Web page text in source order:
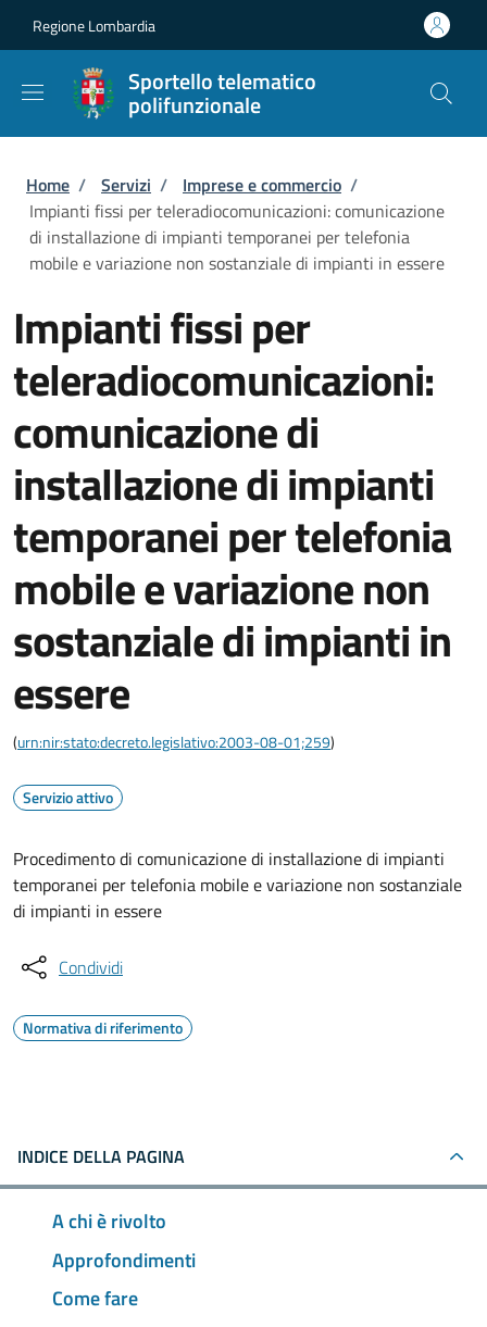
Regione Lombardia
Sportello telematico
polifunzionale
Briciole di pane
Home / Servizi / Imprese e commercio /
Impianti fissi per teleradiocomunicazioni: comunicazione
di installazione di impianti temporanei per telefonia
mobile e variazione non sostanziale di impianti in essere
Impianti fissi per
teleradiocomunicazioni:
comunicazione di
installazione di impianti
temporanei per telefonia
mobile e variazione non
sostanziale di impianti in
essere
(urn:nir:stato:decreto.legislativo:2003-08-01;259)
Servizio attivo
Procedimento di comunicazione di installazione di impianti
temporanei per telefonia mobile e variazione non sostanziale
di impianti in essere
Condividi
Normativa di riferimento
INDICE DELLA PAGINA
A chi è rivolto
Approfondimenti
Come fare